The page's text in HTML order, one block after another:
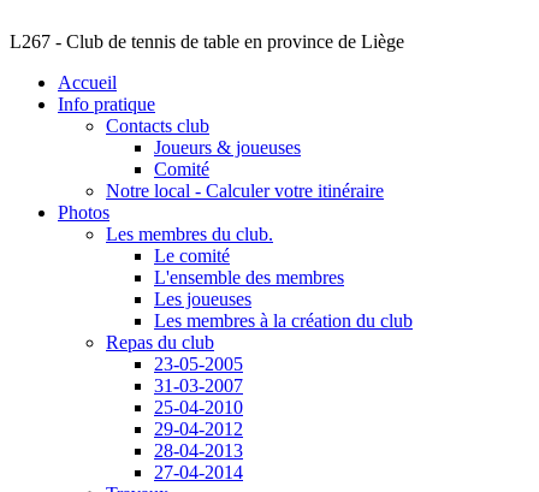
L267 - Club de tennis de table en province de Liège
Accueil
Info pratique
Contacts club
Joueurs & joueuses
Comité
Notre local - Calculer votre itinéraire
Photos
Les membres du club.
Le comité
L'ensemble des membres
Les joueuses
Les membres à la création du club
Repas du club
23-05-2005
31-03-2007
25-04-2010
29-04-2012
28-04-2013
27-04-2014